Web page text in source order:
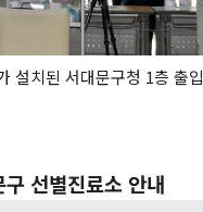
설치된 서대문구청 1층 출
선별진료소 안내